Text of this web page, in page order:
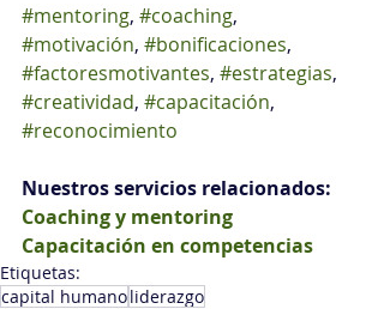
#mentoring, #coaching,
#motivación, #bonificaciones,
#factoresmotivantes, #estrategias,
#creatividad, #capacitación,
#reconocimiento
Nuestros servicios relacionados:
Coaching y mentoring
Capacitación en competencias
Etiquetas:
capital humanoliderazgo